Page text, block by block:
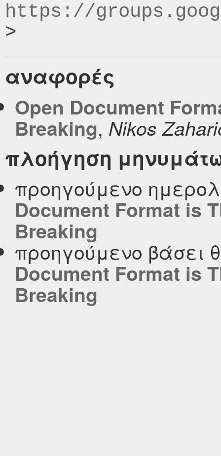
https://
αναφορές
Open Document
Breaking, Nikos
πλοήγηση
προηγούμενο
Document Format is
Breaking
προηγούμενο βάσει
Document Format is
Breaking